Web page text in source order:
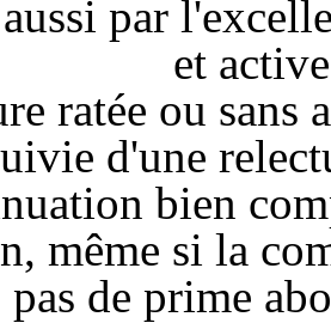
par
et
ratée ou sans
d'une
bien
même si la
pas de prime